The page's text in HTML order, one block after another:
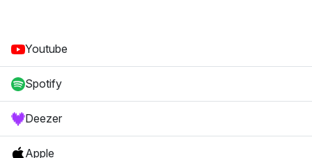
Youtube
Spotify
Deezer
Apple